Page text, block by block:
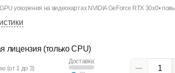
ускорения на видеокартах NVIDIA GeForce RTX 30x0•
лицензия (только CPU)
(от 1 до 3)
Доставка: